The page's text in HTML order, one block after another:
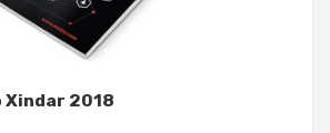
Xindar 2018